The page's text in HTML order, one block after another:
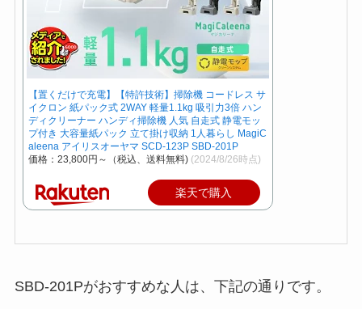
【置くだけで充電】【特許技術】掃除機 コードレス サ
イクロン 紙パック式 2WAY 軽量1.1kg 吸引力3倍 ハン
ディクリーナー ハンディ掃除機 人気 自走式 静電モッ
プ付き 大容量紙パック 立て掛け収納 1人暮らし MagiC
aleena アイリスオーヤマ SCD-123P SBD-201P
価格：23,800円～（税込、送料無料) (2024/8/26時点)
楽天で購入
SBD-201Pがおすすめな人は、下記の通りです。